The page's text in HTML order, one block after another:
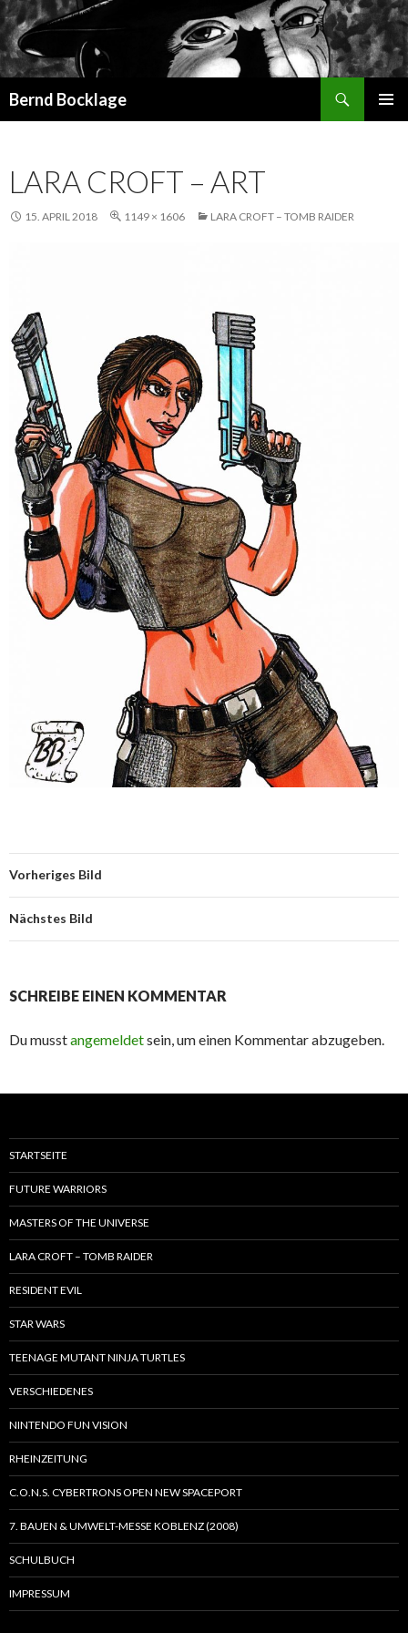
Bernd Bocklage
LARA CROFT – ART
15. APRIL 2018 1149 × 1606 LARA CROFT – TOMB RAIDER
Vorheriges Bild
Nächstes Bild
SCHREIBE EINEN KOMMENTAR
Du musstangemeldetsein, um einen Kommentar abzugeben.
STARTSEITE
FUTURE WARRIORS
MASTERS OF THE UNIVERSE
LARA CROFT – TOMB RAIDER
RESIDENT EVIL
STAR WARS
TEENAGE MUTANT NINJA TURTLES
VERSCHIEDENES
NINTENDO FUN VISION
RHEINZEITUNG
C.O.N.S. CYBERTRONS OPEN NEW SPACEPORT
7. BAUEN & UMWELT-MESSE KOBLENZ (2008)
SCHULBUCH
IMPRESSUM